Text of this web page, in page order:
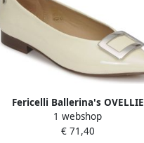
Fericelli Ballerina's OVELLIE
1 webshop
€ 71,40